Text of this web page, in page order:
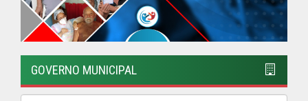
Feira Nova lança o Living Lab 2030,
Programa de Sustentabilidade
Ambiental atrelado à Educação.